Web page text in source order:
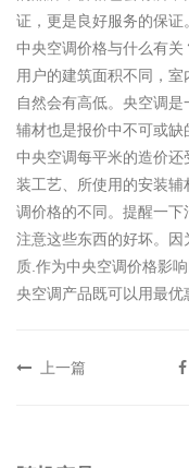
证，更是良好服务的保证。
中央空调价格与什么有关
用户的建筑面积不同，
自然会有高低。央空调
辅材也是报价中不可或缺
中央空调每平米的造价
装工艺、所使用的安装
调价格的不同。提醒一下
注意这些东西的好坏。
质.作为中央空调价格影
央空调产品既可以用最优
上一篇